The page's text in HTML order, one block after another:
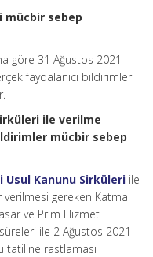
mücbir sebep
göre 31 Ağustos 2021
faydalanıcı bildirimleri
ile verilme
mücbir sebep
Usul Kanunu Sirküleri ile
gereken Katma
ve Prim Hizmet
ile 2 Ağustos 2021
tatiline rastlaması